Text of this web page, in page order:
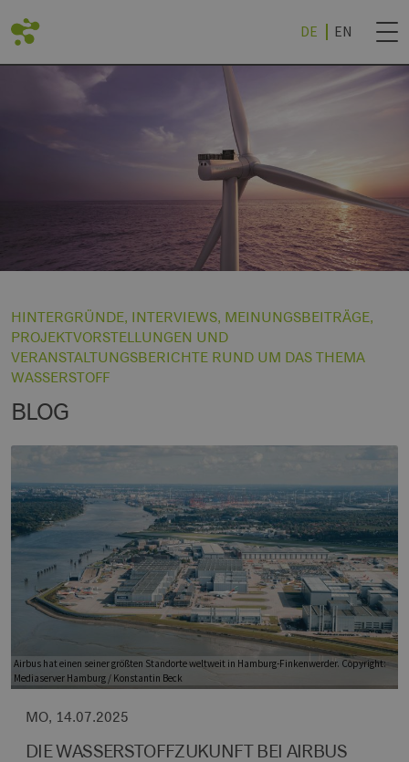
DE EN
HINTERGRÜNDE, INTERVIEWS, MEINUNGSBEITRÄGE,
PROJEKTVORSTELLUNGEN UND
VERANSTALTUNGSBERICHTE RUND UM DAS THEMA
WASSERSTOFF
BLOG
Airbus hat einen seiner größten Standorte weltweit in Hamburg-Finkenwerder. Copyright:
Mediaserver Hamburg / Konstantin Beck
MO, 14.07.2025
DIE WASSERSTOFFZUKUNFT BEI AIRBUS
REALLABOR
(NDWS)
(BEI EEHH)
WORLD
HOCHSCHULEN
NEWSLETTER
NEWSLETTER